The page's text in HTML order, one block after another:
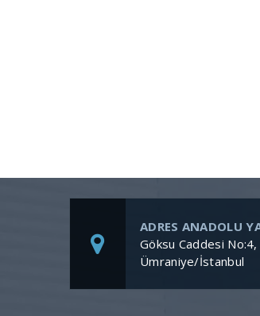
ADRES ANADOLU
Göksu Caddesi
Ümraniye/İstanbul